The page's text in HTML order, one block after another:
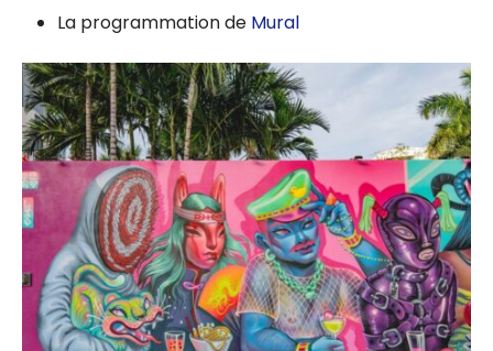
La programmation de Mural